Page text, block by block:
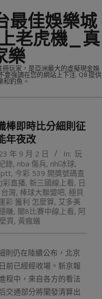
最佳娛樂城
老虎機_真
樂
玩家，是亞洲最大的虛擬現金娛
要強調在您的網站上下注. Q8 提供
和釣魚。
棒即時比分細則征
年夜改
年 9 月 2 日 In: 玩
錄, nba 傷兵, nhl冰球,
ptt, 今彩 539 開獎號碼查
彩直播, 新三國線上看, 日
灣, 棒球大聯盟吧, 極貝
彩 獲利 怎麼算, 艾多美
賺, 關8比賽中線上看, 阿
買, 黃瘋蟻
則仍在陸續公布，北京
前已經經收場。新京報
程中，來自各方的看法
交通部分將闡發清算出